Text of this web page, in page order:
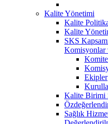
Kalite Yönetimi
Kalite
Kalite
SKS
Komisyonlar
Ekipler
Kalite Birimi
Sağlık